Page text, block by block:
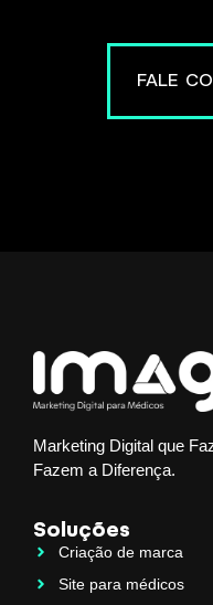
FALE
Marketing Digital que
Fazem a Diferença.
Soluções
Criação de marca
Site para médicos